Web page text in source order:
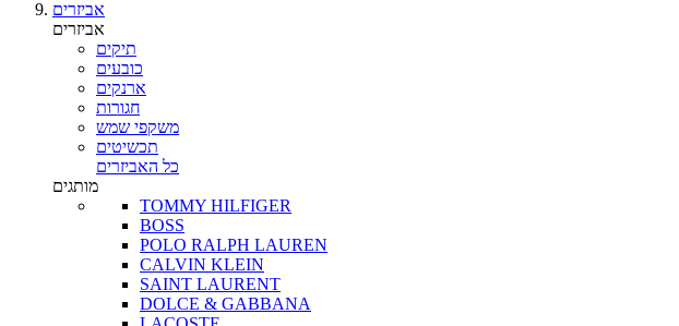
אביזרים
אביזרים
תיקים
כובעים
ארנקים
חגורות
משקפי שמש
תכשיטים
כל האביזרים
מותגים
TOMMY HILFIGER
BOSS
POLO RALPH LAUREN
CALVIN KLEIN
SAINT LAURENT
DOLCE & GABBANA